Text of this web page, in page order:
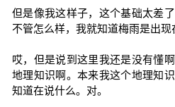
但是像我这样子，这个基础太差
不管怎么样，我就知道梅雨是出现
哎，但是说到这里我还是没有懂
地理知识啊。本来我这个地理知
知道在说什么。对。